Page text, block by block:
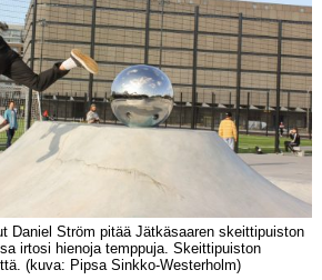
Daniel Ström pitää Jätkäsaaren skeittipuiston
irtosi hienoja temppuja. Skeittipuiston
(kuva: Pipsa Sinkko-Westerholm)